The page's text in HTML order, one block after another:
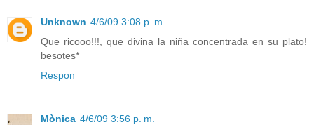
Unknown 4/6/09 3:08 p. m.
Que ricooo!!!, que divina la niña concentrada en su plato!
besotes*
Respon
Mònica 4/6/09 3:56 p. m.